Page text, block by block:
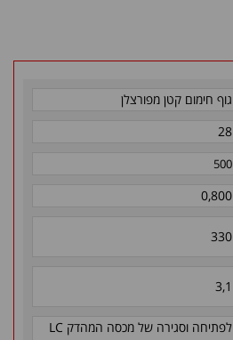
גוף חימום קטן מפורצלן
28
500
0,800
330
3,1
לפתיחה וסגירה של מכסה המהדק LC